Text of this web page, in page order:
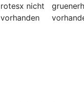
rotesx nicht
vorhanden